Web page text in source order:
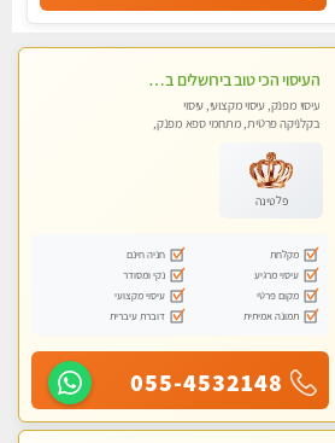
העיסוי הכי טוב בירושלים במרכז ירושלים GREEN -SPA מפנק מקצועי ומשחרר
עיסוי מפנק, עיסוי מקצועי, עיסוי
בקלניקה פרטית, מתחמי ספא מפנק,
פלטינה
מקלחת
חניה חינם
עיסוי מרגיע
נקי ומסודר
מקום פרטי
עיסוי מקצועי
תמונה אמיתית
דוברת עיברית
055-4532148